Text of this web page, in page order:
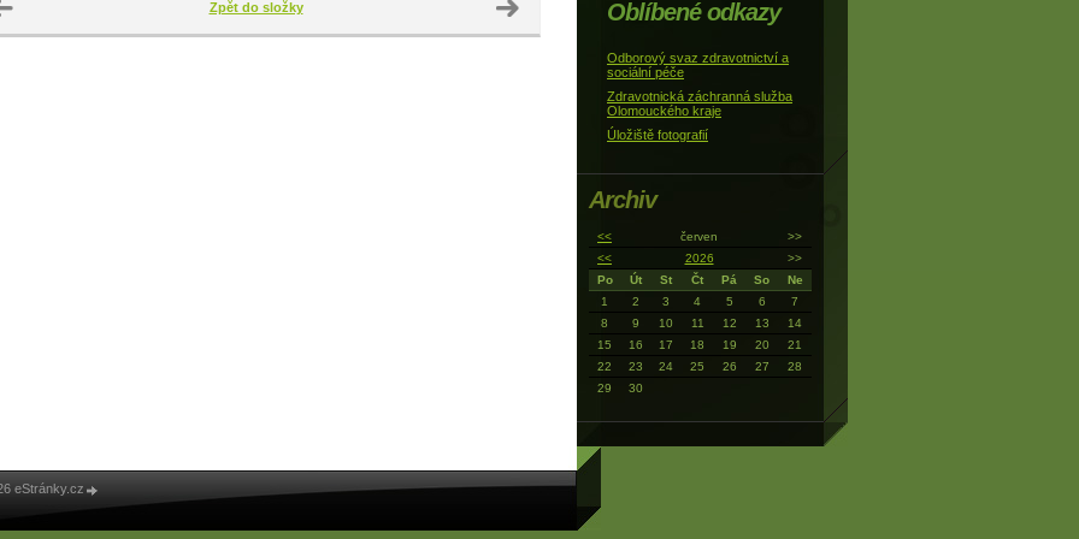
Zpět do složky Oblíbené odkazy
Odborový svaz zdravotnictví a
sociální péče
Zdravotnická záchranná služba
Olomouckého kraje
Úložiště fotografií
Archiv
<< červen
>>
<<
2026
>>
Po
Út St Čt Pá So
Ne
1
2 3 4 5 6
7
8
9 10 11 12 13
14
15
16 17 18 19 20
21
22
23 24 25 26 27
28
29
30
eStránky.cz